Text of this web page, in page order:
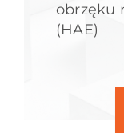
obrzęku
(HAE)